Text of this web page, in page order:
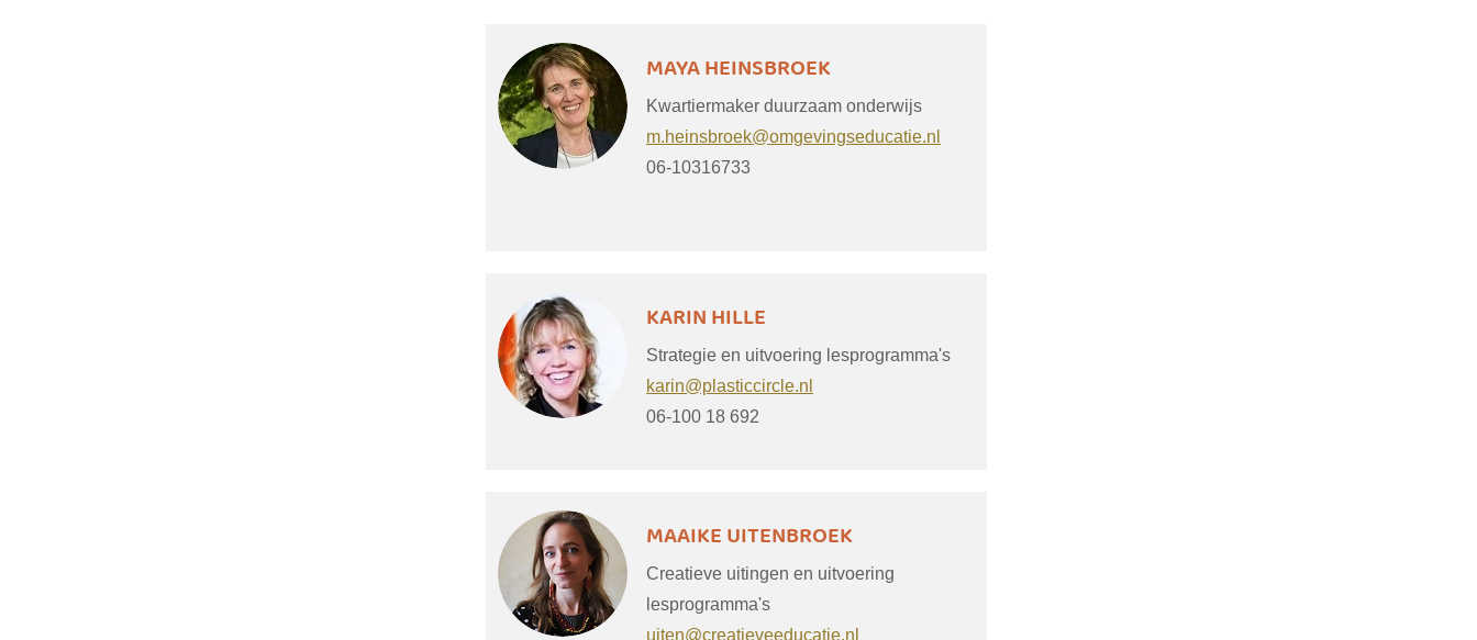
MAYA HEINSBROEK
Kwartiermaker duurzaam onderwijs
m.heinsbroek@omgevingseducatie.nl
06-10316733
KARIN HILLE
Strategie en uitvoering lesprogramma's
karin@plasticcircle.nl
06-100 18 692
MAAIKE UITENBROEK
Creatieve uitingen en uitvoering
lesprogramma's
uiten@creatieveeducatie.nl